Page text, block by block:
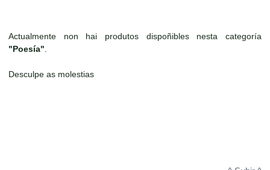
Actualmente non hai produtos dispoñibles nesta categoría
"Poesía"
Desculpe as molestias